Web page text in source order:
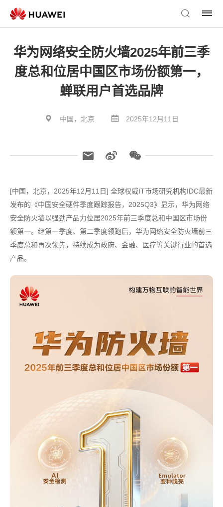
华为网络安全防火墙2025年前三季
度总和位居中国区市场份额第一，
蝉联用户首选品牌
中国，北京 2025年12月11日
[中国，北京，2025年12月11日] 全球权威IT市场研究机构IDC最新
发布的《中国安全硬件季度跟踪报告，2025Q3》显示，华为网络
安全防火墙以强劲产品力位居2025年前三季度总和中国区市场份
额第一。继第一季度、第二季度领跑后，华为网络安全防火墙前三
季度总和再次领先，持续成为政府、金融、医疗等关键行业的首选
产品。